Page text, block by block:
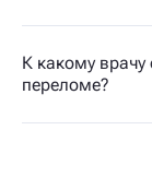
К какому
переломе?